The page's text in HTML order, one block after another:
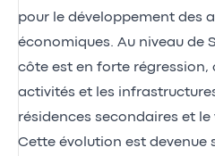
pour le développement des
économiques. Au niveau de
côte est en forte régression,
activités et les
résidences secondaires et le
Cette évolution est devenue